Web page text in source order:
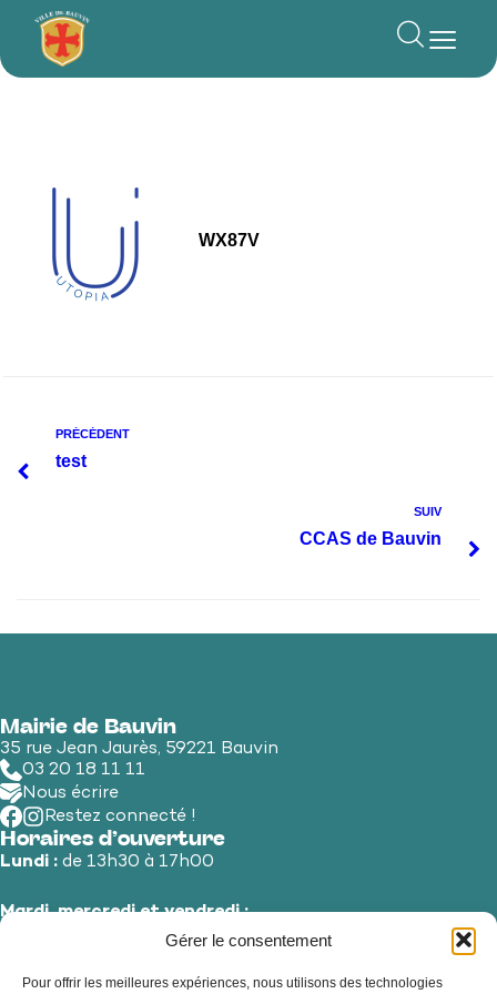
Gérer le consentement
Pour offrir les meilleures expériences, nous utilisons des technologies
principal
WX87V
PRÉCÉDENT
test
SUIV
CCAS de Bauvin
Mairie de Bauvin
35 rue Jean Jaurès, 59221 Bauvin
03 20 18 11 11
Nous écrire
Restez connecté !
Horaires d’ouverture
Lundi : de 13h30 à 17h00
Mardi, mercredi et vendredi :
de 8h30 à 12h00 et de 13h30 à 17h00
Jeudi et samedi :de 8h30 à 12h00